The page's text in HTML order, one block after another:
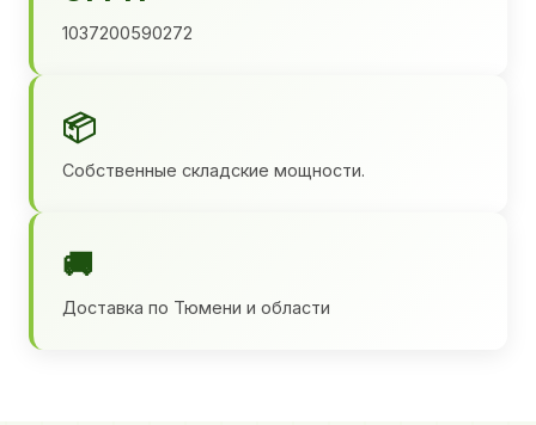
1037200590272
📦
Собственные складские мощности.
🚚
Доставка по Тюмени и области